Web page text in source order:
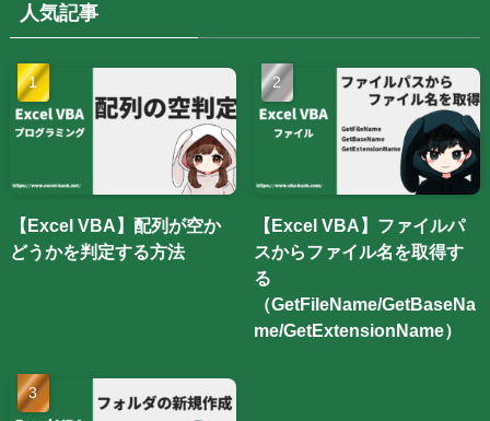
人気記事
【Excel VBA】配列が空か
どうかを判定する方法
【Excel VBA】ファイルパ
スからファイル名を取得す
る
（GetFileName/GetBaseNa
me/GetExtensionName）